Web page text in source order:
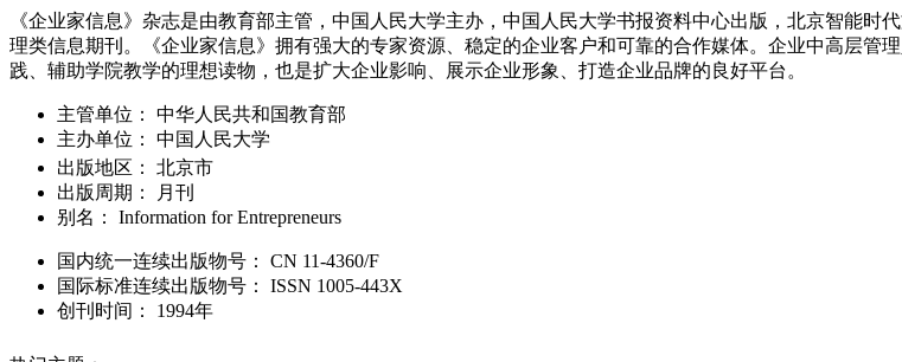
《企业家信息》杂志是由教育部主管，中国人民大学主办，中国人民大学书报资料中心出版，北京智能
理类信息期刊。《企业家信息》拥有强大的专家资源、稳定的企业客户和可靠的合作媒体。企业中高层管
践、辅助学院教学的理想读物，也是扩大企业影响、展示企业形象、打造企业品牌的良好平台。
主管单位：
中华人民共和国教育部
主办单位：
中国人民大学
出版地区：
北京市
出版周期：
月刊
别名：
Information for Entrepreneurs
国内统一连续出版物号： CN 11-4360/F
国际标准连续出版物号 ： ISSN 1005-443X
创刊时间：
1994年